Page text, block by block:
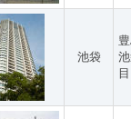
池袋
目